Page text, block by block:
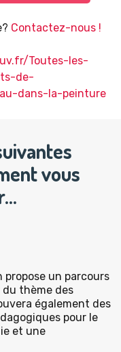
Contactez-nous !
Toutes-les-
de-
dans-la-peinture
vous
propose un parcours
thème des
également des
pour le
et une